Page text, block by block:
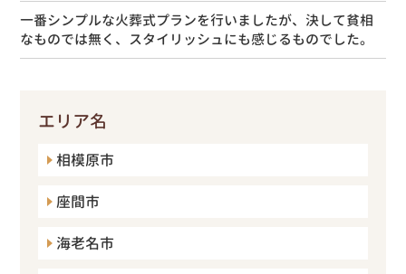
一番シンプルな火葬式プランを行いましたが、決して貧相
なものでは無く、スタイリッシュにも感じるものでした。
エリア名
相模原市
座間市
海老名市